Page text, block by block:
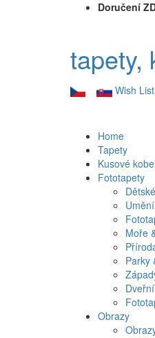
Doručení
tapety,
Wish List
Home
Tapety
Kusové
Fototapety
Moře
Parky
Obrazy